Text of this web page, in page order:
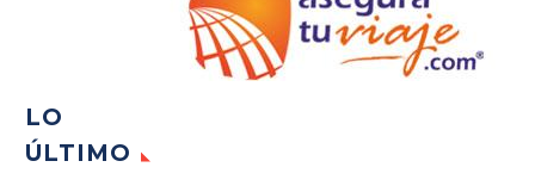
LO
ÚLTIMO